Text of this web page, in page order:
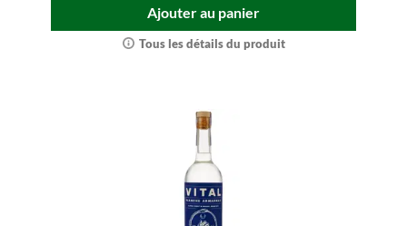
Ajouter au panier
Tous les détails du produit